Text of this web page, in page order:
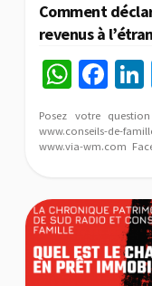
Comment
revenus à
W
at
sA
p
p
Fa
ce
b
o
o
k
Posez votre
www.conseils-de-
www.via-wm.com